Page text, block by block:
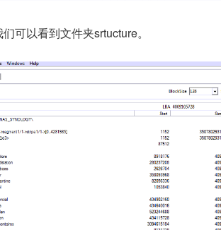
可以看到文件夹srtucture。